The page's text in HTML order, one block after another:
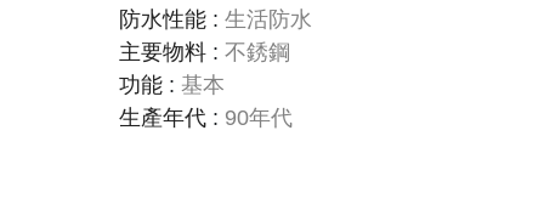
防水性能 : 生活防水
主要物料 : 不銹鋼
功能 : 基本
生產年代 : 90年代